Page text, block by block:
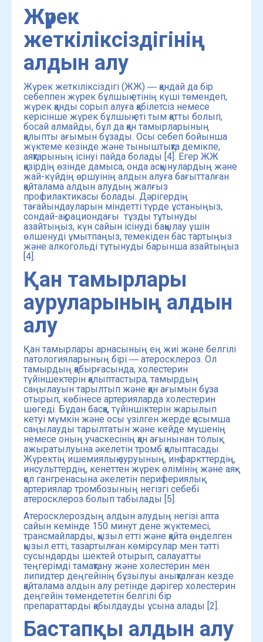
Жүрек
жеткіліксіздігінің
алдын алу
Жүрек жеткіліксіздігі (ЖЖ) ― қандай да бір
себеппен жүрек бұлшық етінің күші төмендеп,
жүрек қанды сорып алуға қабілетсіз немесе
керісінше жүрек бұлшық еті тым қатты болып,
босай алмайды, бұл да қан тамырларының
қалыпты ағымын бұзады. Осы себеп бойынша
жүктеме кезінде және тыныштықта демікпе,
аяқтарының ісінуі пайда болады [4]. Егер ЖЖ
қазірдің өзінде дамыса, онда асқынулардың және
жай-күйдің өршуінің алдын алуға бағытталған
қайталама алдын алудың жалғыз
профилактикасы болады. Дәрігердің
тағайындауларын міндетті түрде ұстаныңыз,
сондай-ақ рациондағы тұзды тұтынуды
азайтыңыз, күн сайын ісінуді бақылау үшін
өлшенуді ұмытпаңыз, темекіден бас тартыңыз
және алкогольді тұтынуды барынша азайтыңыз
[4].
Қан тамырлары
ауруларының алдын
алу
Қан тамырлары арнасының ең жиі және белгілі
патологияларының бірі ― атеросклероз. Ол
тамырдың қабырғасында, холестерин
түйіншектерін қалыптастыра, тамырдың
саңылауын тарылтып және қан ағымын бұза
отырып, көбінесе артерияларда холестерин
шөгеді. Бұдан басқа, түйіншіктерін жарылып
кетуі мүмкін және осы үзілген жерде қосымша
саңылауды тарылтатын және кейде мүшенің
немесе оның учаскесінің қан ағынынан толық
ажыратылуына әкелетін тромб қалыптасады.
Жүректің ишемиялық ауруының, инфаркттердің,
инсульттердің, кенеттен жүрек өлімінің және аяқ-
қол гангренасына әкелетін перифериялық
артериялар тромбозының негізгі себебі
атеросклероз болып табылады [5].
Атеросклероздың алдын алудың негізі апта
сайын кемінде 150 минут дене жүктемесі,
трансмайларды, қызыл етті және қайта өңделген
қызыл етті, тазартылған көмірсулар мен тәтті
сусындарды шектей отырып, салауатты
теңгерімді тамақтану және холестерин мен
липидтер деңгейінің бұзылуы анықталған кезде
қайталама алдын алу ретінде дәрігер холестерин
деңгейін төмендететін белгілі бір
препараттарды қабылдауды ұсына алады [2].
Бастапқы алдын алу